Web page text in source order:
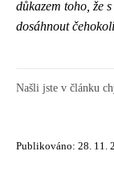
důkazem toho, že
dosáhnout
Našli jste v článku
Publikováno: 28. 11.